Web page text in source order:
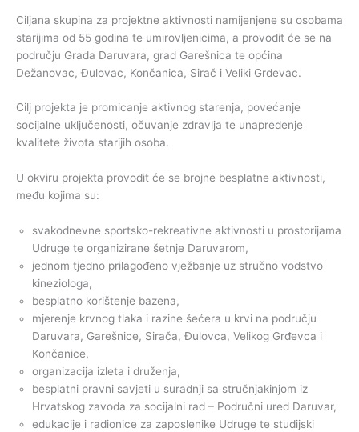
Ciljana skupina za projektne aktivnosti namijenjene su osobama
starijima od 55 godina te umirovljenicima, a provodit će se na
području Grada Daruvara, grad Garešnica te općina
Dežanovac, Đulovac, Končanica, Sirač i Veliki Grđevac.
Cilj projekta je promicanje aktivnog starenja, povećanje
socijalne uključenosti, očuvanje zdravlja te unapređenje
kvalitete života starijih osoba.
U okviru projekta provodit će se brojne besplatne aktivnosti,
među kojima su:
svakodnevne sportsko-rekreativne aktivnosti u prostorijama
Udruge te organizirane šetnje Daruvarom,
jednom tjedno prilagođeno vježbanje uz stručno vodstvo
kineziologa,
besplatno korištenje bazena,
mjerenje krvnog tlaka i razine šećera u krvi na području
Daruvara, Garešnice, Sirača, Đulovca, Velikog Grđevca i
Končanice,
organizacija izleta i druženja,
besplatni pravni savjeti u suradnji sa stručnjakinjom iz
Hrvatskog zavoda za socijalni rad – Područni ured Daruvar,
edukacije i radionice za zaposlenike Udruge te studijski